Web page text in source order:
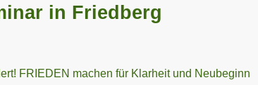
in Friedberg
FRIEDEN machen für Klarheit und Neubeginn